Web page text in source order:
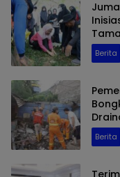
Berita
Berita